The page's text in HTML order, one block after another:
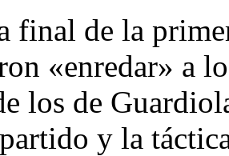
final de la
«enredar» a
los de
y la